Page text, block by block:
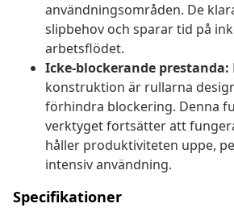
användningsområden. De
slipbehov och sparar tid på
arbetsflödet.
Icke-blockerande prestanda:
konstruktion är rullarna
förhindra blockering. Denna
verktyget fortsätter att
håller produktiviteten uppe,
intensiv användning.
Specifikationer